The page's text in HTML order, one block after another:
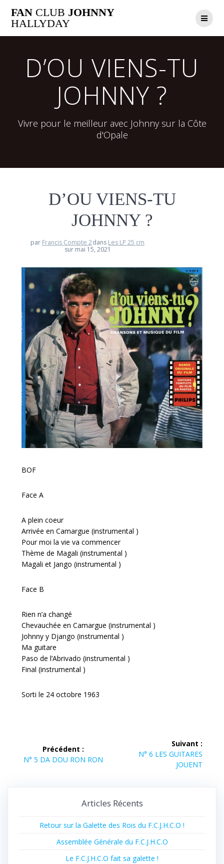
au
FAN CLUB JOHNNY
HALLYDAY
D’OU VIENS-TU
JOHNNY ?
Vivre pour le meilleur avec Johnny sur la Côte
d'Opale
D’OU VIENS-TU
JOHNNY ?
par Francis Compte 2dans Les LP 25 cm
sur mai 15, 2021
BOF
Face A
A plein coeur
Arrivée en Camargue (instrumental )
Pour moi la vie va commencer
Thème de Magali (instrumental )
Magali et Jango (instrumental )
Face B
Rien n’a changé
Chevauchée en Camargue (instrumental )
Johnny y Django (instrumental )
Ma guitare
Paso de l’Abrivado (instrumental )
Final (instrumental )
Sorti le 24 octobre 1963
Précédent :
Article
N° 5 DA DOU RON RON
Suivant :
Article
N° 6 LES GUITARES
JOUENT
Articles Récents
Retour sur la Galette des Rois du F.C.J.H.C.O !
Assemblée Générale du F.C.J.H.C.O
Le F.C.J.H.C.O fait sa galette !